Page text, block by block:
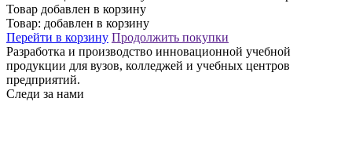
Товар добавлен в корзину
Товар: добавлен в корзину
Перейти в корзину Продолжить покупки
Разработка и производство инновационной учебной
продукции для вузов, колледжей и учебных центров
предприятий.
Следи за нами